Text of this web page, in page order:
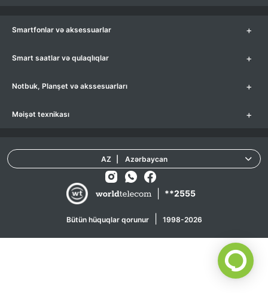
Smartfonlar və aksessuarlar +
Smart saatlar və qulaqlıqlar +
Notbuk, Planşet və akssesuarları +
Məişət texnikası +
**2555
Bütün hüquqlar qorunur 1998-2026
AZ Azərbaycan